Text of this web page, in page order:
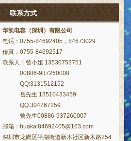
联系方式
华凯电容（深圳）有限公司
电话：0755-84692405，84673029
传真：0755-84692517
联系人：曾小姐 13530753751
00886-937260008
QQ:3131512152
岳先生 13510433459
QQ:304267259
曾先生00886-937260007
邮箱：huakai84692405@163.com
深圳市龙岗区平湖街道新木社区新木路254